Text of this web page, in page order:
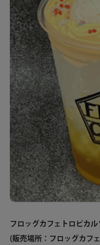
フロッグカフェトロピカ
(販売場所：フロッグカフ